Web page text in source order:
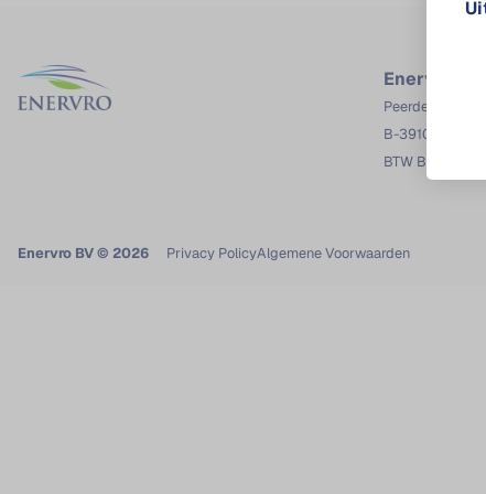
Enervro BV
Peerderbaan 58
B-3910 Pelt
BTW
Enervro BV © 2026 Privacy PolicyAlgemene Voorwaarden